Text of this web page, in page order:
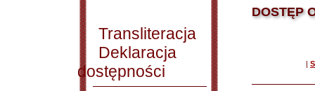
Transliteracja
Deklaracja
dostępności
DOSTĘP
|